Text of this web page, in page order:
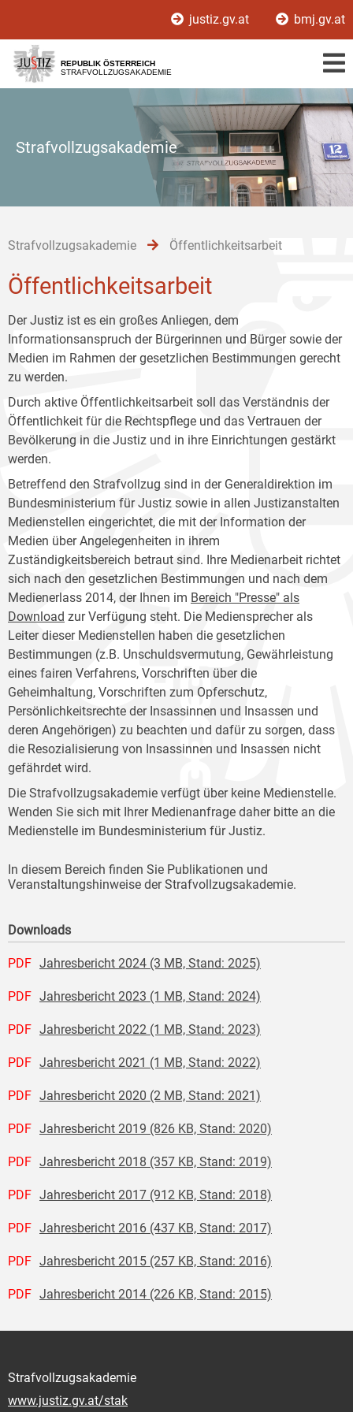
[1]
[2]
[3]
justiz.gv.at bmj.gv.at
REPUBLIK ÖSTERREICH
STRAFVOLLZUGSAKADEMIE
Strafvollzugsakademie
Strafvollzugsakademie Öffentlichkeitsarbeit
Öffentlichkeitsarbeit
Der Justiz ist es ein großes Anliegen, dem
Informationsanspruch der Bürgerinnen und Bürger sowie der
Medien im Rahmen der gesetzlichen Bestimmungen gerecht
zu werden.
Durch aktive Öffentlichkeitsarbeit soll das Verständnis der
Öffentlichkeit für die Rechtspflege und das Vertrauen der
Bevölkerung in die Justiz und in ihre Einrichtungen gestärkt
werden.
Betreffend den Strafvollzug sind in der Generaldirektion im
Bundesministerium für Justiz sowie in allen Justizanstalten
Medienstellen eingerichtet, die mit der Information der
Medien über Angelegenheiten in ihrem
Zuständigkeitsbereich betraut sind. Ihre Medienarbeit richtet
sich nach den gesetzlichen Bestimmungen und nach dem
Medienerlass 2014, der Ihnen im Bereich "Presse" als
Download zur Verfügung steht. Die Mediensprecher als
Leiter dieser Medienstellen haben die gesetzlichen
Bestimmungen (z.B. Unschuldsvermutung, Gewährleistung
eines fairen Verfahrens, Vorschriften über die
Geheimhaltung, Vorschriften zum Opferschutz,
Persönlichkeitsrechte der Insassinnen und Insassen und
deren Angehörigen) zu beachten und dafür zu sorgen, dass
die Resozialisierung von Insassinnen und Insassen nicht
gefährdet wird.
Die Strafvollzugsakademie verfügt über keine Medienstelle.
Wenden Sie sich mit Ihrer Medienanfrage daher bitte an die
Medienstelle im Bundesministerium für Justiz.
In diesem Bereich finden Sie Publikationen und
Veranstaltungshinweise der Strafvollzugsakademie.
Downloads
PDF Jahresbericht 2024 (3 MB, Stand: 2025)
PDF Jahresbericht 2023 (1 MB, Stand: 2024)
PDF Jahresbericht 2022 (1 MB, Stand: 2023)
PDF Jahresbericht 2021 (1 MB, Stand: 2022)
PDF Jahresbericht 2020 (2 MB, Stand: 2021)
PDF Jahresbericht 2019 (826 KB, Stand: 2020)
PDF Jahresbericht 2018 (357 KB, Stand: 2019)
PDF Jahresbericht 2017 (912 KB, Stand: 2018)
PDF Jahresbericht 2016 (437 KB, Stand: 2017)
PDF Jahresbericht 2015 (257 KB, Stand: 2016)
PDF Jahresbericht 2014 (226 KB, Stand: 2015)
Strafvollzugsakademie
www.justiz.gv.at/stak